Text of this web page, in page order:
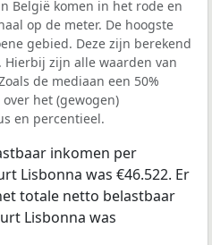
België komen in het rode en
op de meter. De hoogste
gebied. Deze zijn berekend
zijn alle waarden van
de mediaan een 50%
over het (gewogen)
en percentieel.
inkomen per
Lisbonna was €46.522. Er
totale netto belastbaar
Lisbonna was